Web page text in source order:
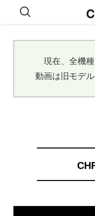
現在、全機
動画は旧モデ